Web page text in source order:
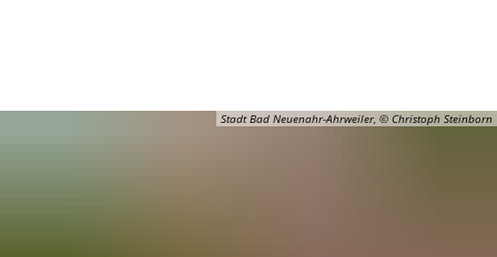
Stadt Bad Neuenahr-Ahrweiler, © Christoph Steinborn